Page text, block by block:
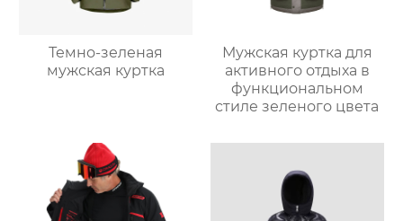
Темно-зеленая
мужская куртка
Мужская куртка для
активного отдыха в
функциональном
стиле зеленого цвета